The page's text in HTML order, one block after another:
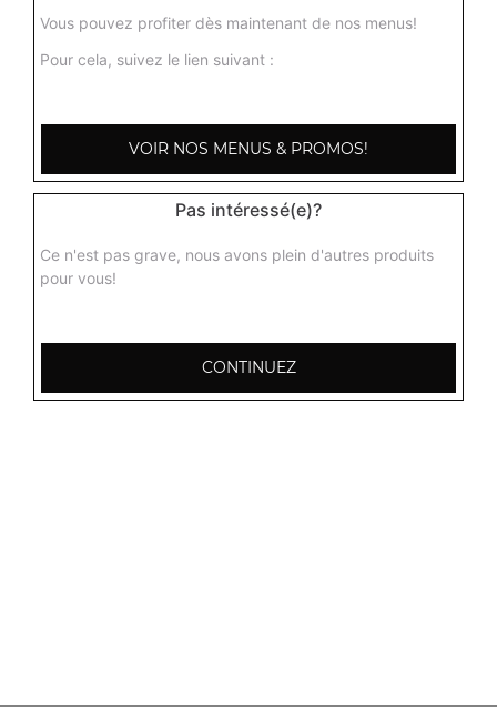
3.50€
4.00€
Vous pouvez profiter dès maintenant de nos menus!
Pour cela, suivez le lien suivant :
VOIR NOS MENUS & PROMOS!
Pas intéressé(e)?
Ce n'est pas grave, nous avons plein d'autres produits
pour vous!
CONTINUEZ